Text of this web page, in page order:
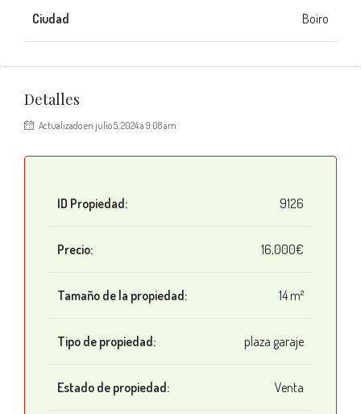
Ciudad Boiro
Detalles
Actualizado en julio 5, 2024 a 9:08 am
ID Propiedad: 9126
Precio: 16,000€
Tamaño de la propiedad: 14 m²
Tipo de propiedad: plaza garaje
Estado de propiedad: Venta